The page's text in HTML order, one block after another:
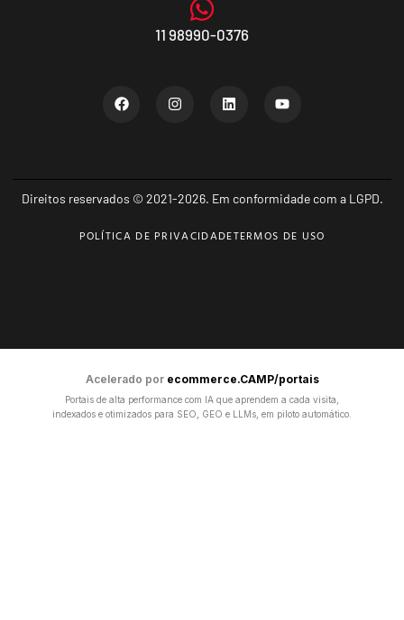
11 98990-0376
Direitos reservados © 2021-2026. Em conformidade com a LGPD.
POLÍTICA DE PRIVACIDADETERMOS DE USO
Acelerado por ecommerce.CAMP/portais
Portais de alta performance com IA que aprendem a cada visita,
indexados e otimizados para SEO, GEO e LLMs, em piloto automático.